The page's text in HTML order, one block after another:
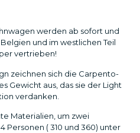
werden ab sofort und
und im westlichen Teil
vertrieben!
zeichnen sich die Carpento-
Gewicht aus, das sie der Light
verdanken.
Materialien, um zwei
Personen ( 310 und 360) unter